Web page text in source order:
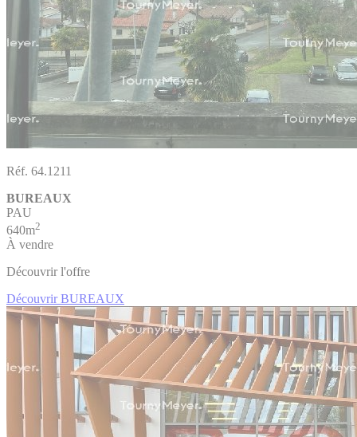
Réf. 64.1211
BUREAUX
PAU
640m2
À vendre
Découvrir l'offre
Découvrir BUREAUX